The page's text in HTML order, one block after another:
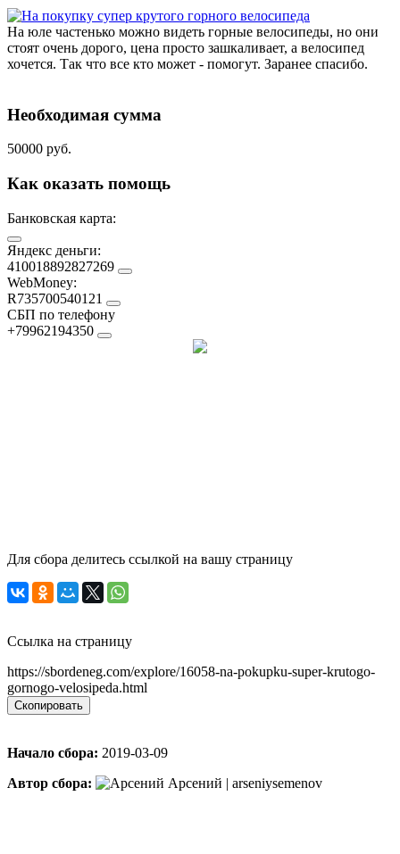
На юле частенько можно видеть горные велосипеды, но они
стоят очень дорого, цена просто зашкаливает, а велосипед
хочется. Так что все кто может - помогут. Заранее спасибо.
Необходимая сумма
50000 руб.
Как оказать помощь
Банковская карта:
Яндекс деньги:
410018892827269
WebMoney:
R735700540121
СБП по телефону
+79962194350
Для сбора делитесь ссылкой на вашу страницу
Ссылка на страницу
https://sbordeneg.com/explore/16058-na-pokupku-super-krutogo-
gornogo-velosipeda.html
Скопировать
Начало сбора: 2019-03-09
Автор сбора:
Арсений | arseniysemenov